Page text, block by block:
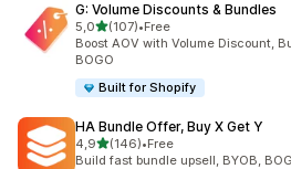
G: Volume Discounts & Bundles
5,05 yıldız üzerinden
(107)
toplam 107 değerlendirme
•Free
Boost AOV with Volume Discount,
BOGO
Built for Shopify
HA Bundle Offer, Buy X Get Y
4,95 yıldız üzerinden
(146)
toplam 146 değerlendirme
•Free
Build fast bundle upsell, BYOB,